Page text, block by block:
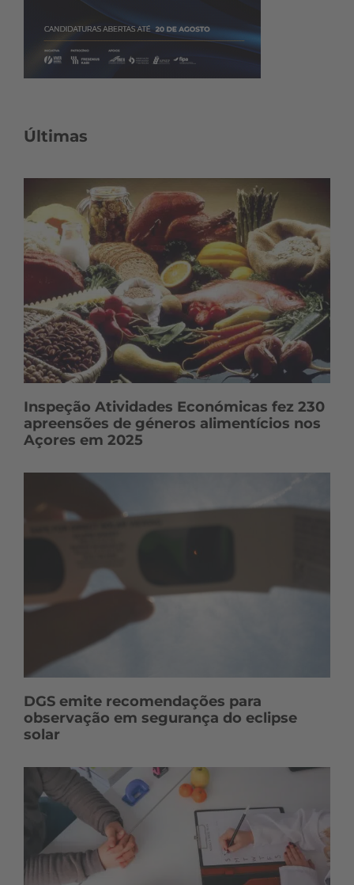
Últimas
Inspeção Atividades Económicas fez 230
apreensões de géneros alimentícios nos
Açores em 2025
DGS emite recomendações para
observação em segurança do eclipse
solar